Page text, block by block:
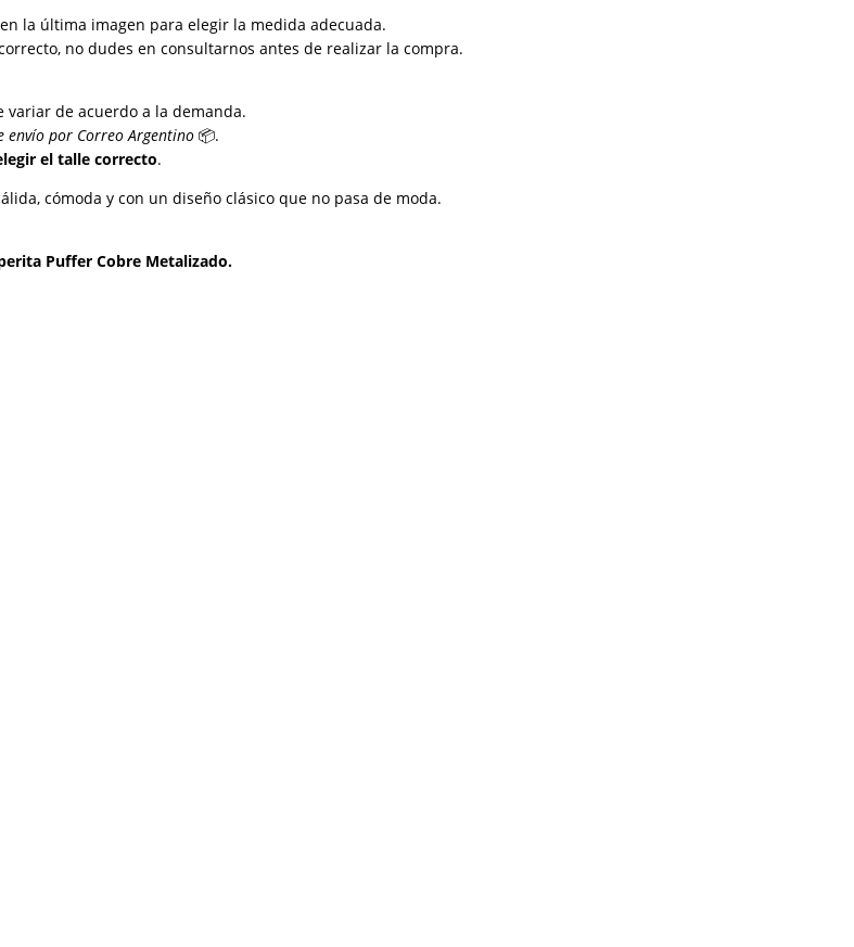
la última imagen para elegir la medida adecuada.
no dudes en consultarnos antes de realizar la compra.
variar de acuerdo a la demanda.
envío por Correo Argentino 📦.
el talle correcto.
cómoda y con un diseño clásico que no pasa de moda.
Puffer Cobre Metalizado.